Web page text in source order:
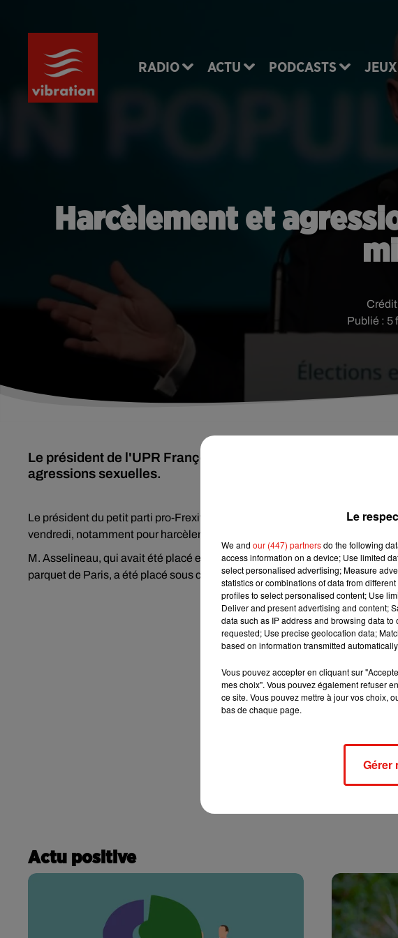
RADIO ACTU PODCASTS JEUX
Harcèlement et
Publié : 5
Le président de l'UPR François Asselineau mis en examen,
agressions sexuelles.
Le président du petit parti pro-Frexit UPR (Union populaire républicaine),
vendredi, notamment pour harcèlement moral et agressions sexuelles, a-t-
M. Asselineau, qui avait été placé en garde à vue mercredi dans le cadre
parquet de Paris, a été placé sous contrôle judiciaire.
Actu positive
Le
We and our (447) partnersdo the following
access information on a device; Use limited
select personalised advertising; Measure
statistics or combinations of data from
profiles to select personalised content; Use
Deliver and present advertising and content;
data such as IP address and browsing data
requested; Use precise geolocation data;
based on information transmitted automatically.
Vous pouvez accepter en cliquant sur
mes choix". Vous pouvez également refuser
ce site. Vous pouvez mettre à jour vos choix,
bas de chaque page.
Gérer